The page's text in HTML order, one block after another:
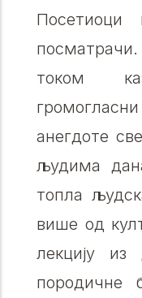
током
анегдоте
људима
топла
више од
лекцију из
породичне